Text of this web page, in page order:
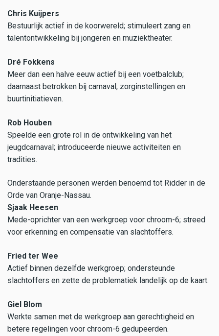
Chris Kuijpers
Bestuurlijk actief in de koorwereld; stimuleert zang en
talentontwikkeling bij jongeren en muziektheater.
Dré Fokkens
Meer dan een halve eeuw actief bij een voetbalclub;
daarnaast betrokken bij carnaval, zorginstellingen en
buurtinitiatieven.
Rob Houben
Speelde een grote rol in de ontwikkeling van het
jeugdcarnaval; introduceerde nieuwe activiteiten en
tradities.
Onderstaande personen werden benoemd tot Ridder in de
Orde van Oranje-Nassau.
Sjaak Heesen
Mede-oprichter van een werkgroep voor chroom-6; streed
voor erkenning en compensatie van slachtoffers.
Fried ter Wee
Actief binnen dezelfde werkgroep; ondersteunde
slachtoffers en zette de problematiek landelijk op de kaart.
Giel Blom
Werkte samen met de werkgroep aan gerechtigheid en
betere regelingen voor chroom-6 gedupeerden.